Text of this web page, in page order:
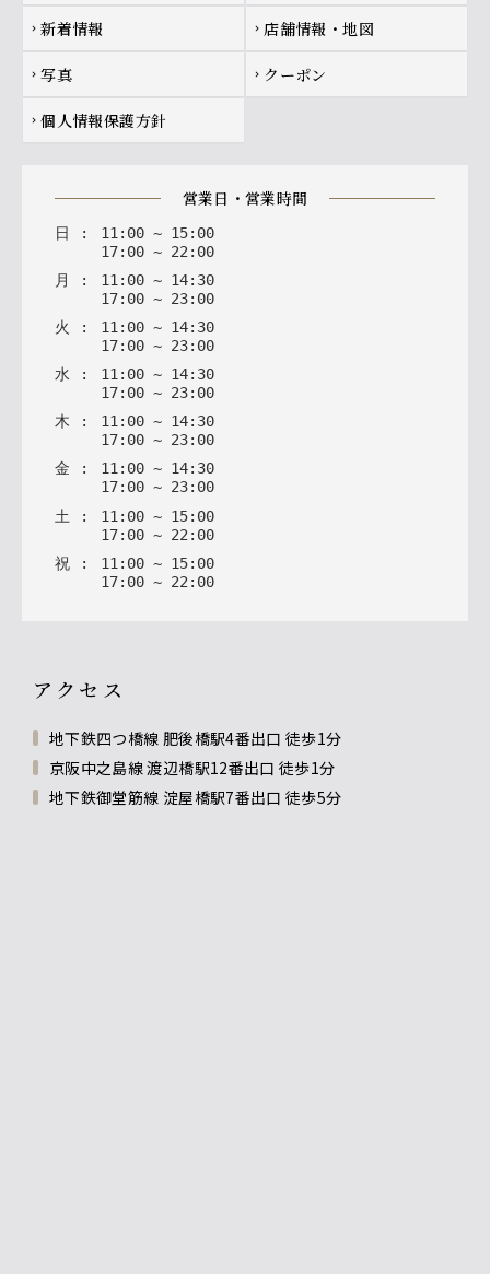
chevron_right 新着情報 chevron_right 店舗情報・地図
chevron_right 写真 chevron_right クーポン
chevron_right 個人情報保護方針
営業日・営業時間
日 : 11 : 00 ~ 15: 00
17: 00 ~ 22 : 00
月
: 11 : 00 ~ 14: 30
17: 00 ~ 23: 00
火
: 11 : 00 ~ 14: 30
17: 00 ~ 23: 00
水 : 11 : 00 ~ 14: 30
17: 00 ~ 23: 00
木 : 11: 00 ~ 14: 30
17: 00 ~ 23: 00
金 : 11: 00 ~ 14: 30
17: 00 ~ 23: 00
土 : 11 : 00 ~ 15: 00
17: 00 ~ 22 : 00
祝 : 11 : 00 ~ 15: 00
17: 00 ~ 22 : 00
アクセス
地下鉄四つ橋線 肥後橋駅4番出口 徒歩1分
京阪中之島線 渡辺橋駅12番出口 徒歩1分
地下鉄御堂筋線 淀屋橋駅7番出口 徒歩5分